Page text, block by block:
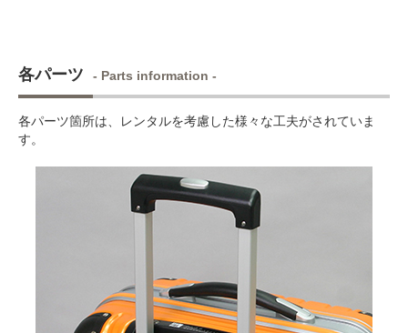
各パーツ - Parts information -
各パーツ箇所は、レンタルを考慮した様々な工夫がされていま
す。